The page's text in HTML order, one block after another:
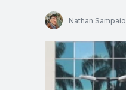
Nathan Sampaio